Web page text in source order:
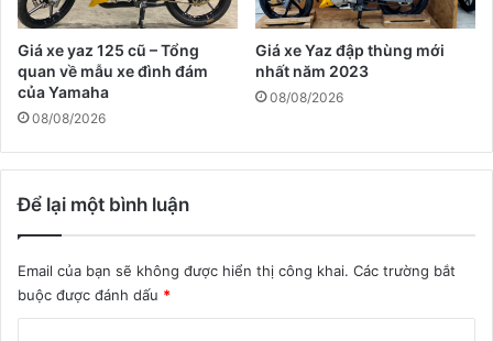
Giá xe yaz 125 cũ – Tổng
quan về mẫu xe đình đám
của Yamaha
08/08/2026
Giá xe Yaz đập thùng mới
nhất năm 2023
08/08/2026
Để lại một bình luận
Email của bạn sẽ không được hiển thị công khai. Các trường bắt
buộc được đánh dấu *